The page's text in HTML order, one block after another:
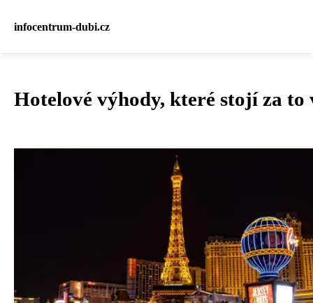
infocentrum-dubi.cz
Hotelové výhody, které stojí za to